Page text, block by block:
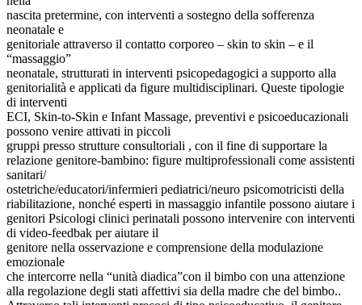
nascita pretermine, con interventi a sostegno della sofferenza
neonatale e
genitoriale attraverso il contatto corporeo – skin to skin – e il
“massaggio”
neonatale, strutturati in interventi psicopedagogici a supporto alla
genitorialità e applicati da figure multidisciplinari. Queste tipologie
di interventi
ECI, Skin-to-Skin e Infant Massage, preventivi e psicoeducazionali
possono venire attivati in piccoli
gruppi presso strutture consultoriali , con il fine di supportare la
relazione genitore-bambino: figure multiprofessionali come assistenti
sanitari/
ostetriche/educatori/infermieri pediatrici/neuro psicomotricisti della
riabilitazione, nonché esperti in massaggio infantile possono aiutare i
genitori Psicologi clinici perinatali possono intervenire con interventi
di video-feedbak per aiutare il
genitore nella osservazione e comprensione della modulazione
emozionale
che intercorre nella “unità diadica”con il bimbo con una attenzione
alla regolazione degli stati affettivi sia della madre che del bimbo..